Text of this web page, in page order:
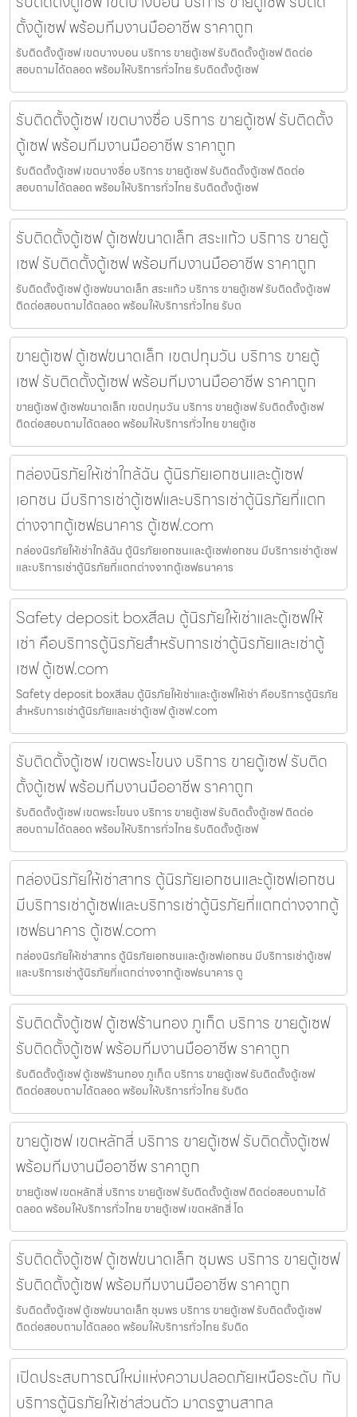
ตั้งตู้เซฟ พร้อมทีมงานมืออาชีพ ราคาถูก
รับติดตั้งตู้เซฟ เขตบางบอน บริการ ขายตู้เซฟ รับติดตั้งตู้เซฟ ติดต่อ
สอบถามได้ตลอด พร้อมให้บริการทั่วไทย รับติดตั้งตู้เซฟ
รับติดตั้งตู้เซฟ เขตบางซื่อ บริการ ขายตู้เซฟ รับติดตั้ง
ตู้เซฟ พร้อมทีมงานมืออาชีพ ราคาถูก
รับติดตั้งตู้เซฟ เขตบางซื่อ บริการ ขายตู้เซฟ รับติดตั้งตู้เซฟ ติดต่อ
สอบถามได้ตลอด พร้อมให้บริการทั่วไทย รับติดตั้งตู้เซฟ
รับติดตั้งตู้เซฟ ตู้เซฟขนาดเล็ก สระแก้ว บริการ ขายตู้
เซฟ รับติดตั้งตู้เซฟ พร้อมทีมงานมืออาชีพ ราคาถูก
รับติดตั้งตู้เซฟ ตู้เซฟขนาดเล็ก สระแก้ว บริการ ขายตู้เซฟ รับติดตั้งตู้เซฟ
ติดต่อสอบถามได้ตลอด พร้อมให้บริการทั่วไทย รับต
ขายตู้เซฟ ตู้เซฟขนาดเล็ก เขตปทุมวัน บริการ ขายตู้
เซฟ รับติดตั้งตู้เซฟ พร้อมทีมงานมืออาชีพ ราคาถูก
ขายตู้เซฟ ตู้เซฟขนาดเล็ก เขตปทุมวัน บริการ ขายตู้เซฟ รับติดตั้งตู้เซฟ
ติดต่อสอบถามได้ตลอด พร้อมให้บริการทั่วไทย ขายตู้เซ
กล่องนิรภัยให้เช่าใกล้ฉัน ตู้นิรภัยเอกชนและตู้เซฟ
เอกชน มีบริการเช่าตู้เซฟและบริการเช่าตู้นิรภัยที่แตก
ต่างจากตู้เซฟธนาคาร ตู้เซฟ.com
กล่องนิรภัยให้เช่าใกล้ฉัน ตู้นิรภัยเอกชนและตู้เซฟเอกชน มีบริการเช่าตู้เซฟ
และบริการเช่าตู้นิรภัยที่แตกต่างจากตู้เซฟธนาคาร
Safety deposit boxสีลม ตู้นิรภัยให้เช่าและตู้เซฟให้
เช่า คือบริการตู้นิรภัยสำหรับการเช่าตู้นิรภัยและเช่าตู้
เซฟ ตู้เซฟ.com
Safety deposit boxสีลม ตู้นิรภัยให้เช่าและตู้เซฟให้เช่า คือบริการตู้นิรภัย
สำหรับการเช่าตู้นิรภัยและเช่าตู้เซฟ ตู้เซฟ.com
รับติดตั้งตู้เซฟ เขตพระโขนง บริการ ขายตู้เซฟ รับติด
ตั้งตู้เซฟ พร้อมทีมงานมืออาชีพ ราคาถูก
รับติดตั้งตู้เซฟ เขตพระโขนง บริการ ขายตู้เซฟ รับติดตั้งตู้เซฟ ติดต่อ
สอบถามได้ตลอด พร้อมให้บริการทั่วไทย รับติดตั้งตู้เซฟ
กล่องนิรภัยให้เช่าสาทร ตู้นิรภัยเอกชนและตู้เซฟเอกชน
มีบริการเช่าตู้เซฟและบริการเช่าตู้นิรภัยที่แตกต่างจากตู้
เซฟธนาคาร ตู้เซฟ.com
กล่องนิรภัยให้เช่าสาทร ตู้นิรภัยเอกชนและตู้เซฟเอกชน มีบริการเช่าตู้เซฟ
และบริการเช่าตู้นิรภัยที่แตกต่างจากตู้เซฟธนาคาร ตู
รับติดตั้งตู้เซฟ ตู้เซฟร้านทอง ภูเก็ต บริการ ขายตู้เซฟ
รับติดตั้งตู้เซฟ พร้อมทีมงานมืออาชีพ ราคาถูก
รับติดตั้งตู้เซฟ ตู้เซฟร้านทอง ภูเก็ต บริการ ขายตู้เซฟ รับติดตั้งตู้เซฟ
ติดต่อสอบถามได้ตลอด พร้อมให้บริการทั่วไทย รับติด
ขายตู้เซฟ เขตหลักสี่ บริการ ขายตู้เซฟ รับติดตั้งตู้เซฟ
พร้อมทีมงานมืออาชีพ ราคาถูก
ขายตู้เซฟ เขตหลักสี่ บริการ ขายตู้เซฟ รับติดตั้งตู้เซฟ ติดต่อสอบถามได้
ตลอด พร้อมให้บริการทั่วไทย ขายตู้เซฟ เขตหลักสี่ โด
รับติดตั้งตู้เซฟ ตู้เซฟขนาดเล็ก ชุมพร บริการ ขายตู้เซฟ
รับติดตั้งตู้เซฟ พร้อมทีมงานมืออาชีพ ราคาถูก
รับติดตั้งตู้เซฟ ตู้เซฟขนาดเล็ก ชุมพร บริการ ขายตู้เซฟ รับติดตั้งตู้เซฟ
ติดต่อสอบถามได้ตลอด พร้อมให้บริการทั่วไทย รับติด
เปิดประสบการณ์ใหม่แห่งความปลอดภัยเหนือระดับ กับ
บริการตู้นิรภัยให้เช่าส่วนตัว มาตรฐานสากล